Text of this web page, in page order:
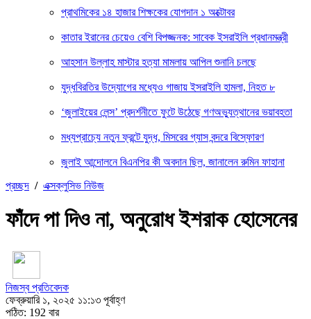
প্রাথমিকের ১৪ হাজার শিক্ষকের যোগদান ১ অক্টোবর
কাতার ইরানের চেয়েও বেশি বিপজ্জনক: সাবেক ইসরাইলি প্রধানমন্ত্রী
আহসান উল্লাহ মাস্টার হত্যা মামলায় আপিল শুনানি চলছে
যুদ্ধবিরতির উদ্যোগের মধ্যেও গাজায় ইসরাইলি হামলা, নিহত ৮
‘জুলাইয়ের লেন্স’ প্রদর্শনীতে ফুটে উঠেছে গণঅভ্যুত্থানের ভয়াবহতা
মধ্যপ্রাচ্যে নতুন ফ্রন্টে যুদ্ধ, মিসরের গ্যাস বন্দরে বিস্ফোরণ
জুলাই আন্দোলনে বিএনপির কী অবদান ছিল, জানালেন রুমিন ফাহানা
প্রচ্ছদ / এক্সক্লুসিভ নিউজ
ফাঁদে পা দিও না, অনুরোধ ইশরাক হোসেনের
নিজস্ব প্রতিবেদক
ফেব্রুয়ারি ১, ২০২৫ ১১:১৩ পূর্বাহ্ণ
পঠিত: 192 বার